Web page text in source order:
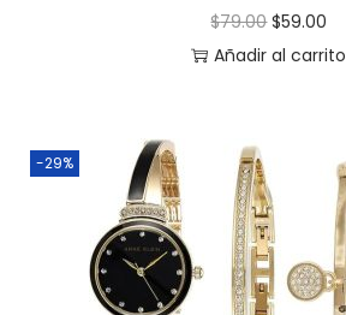
$79.00 $59.00
Añadir al carrito
-29%